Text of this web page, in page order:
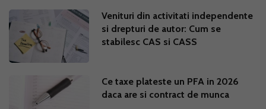
Venituri din activitati independente
si drepturi de autor: Cum se
stabilesc CAS si CASS
Ce taxe plateste un PFA in 2026
daca are si contract de munca